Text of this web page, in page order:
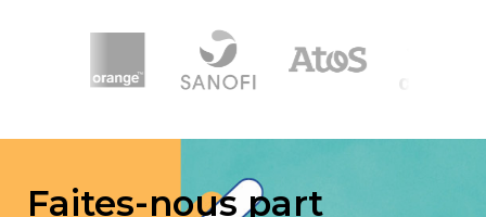
Faites-nous part